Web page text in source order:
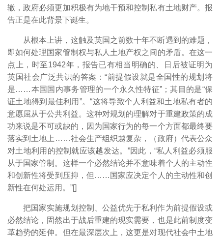
辙，政府必须更加积极有为地干预和控制私有土地财产。报
告正是在此背景下诞生。
从根本上讲，这触及英国之前数十年不断遇到的难题，
即如何处理国家管制权与私人土地产权之间的矛盾。在这一
点上，时至1942年，报告已有相当明确的、日后被证明为
英国社会广泛共识的答案：“前提假设就是全国性的规划将
是……本国国内事务管理的一个永久性特征”；其目的是“保
证土地得到最佳利用”。“这将导致个人利益和土地私有者的
意愿屈从于公共利益。这种对规划的理解对于重建政策的成
功来说是不可或缺的，因为国家行为的每一个方面都最终要
落实到土地上……社会生产组织越复杂，（政府）代表公众
对土地利用的控制就应该越发达。”因此，“私人利益必须服
从于国家管制。这样一个必然结论并不意味着个人的主动性
和创新性将受到压抑，但……国家应决定个人的主动性和创
新性在何处运用。”[]
把国家实施规划控制、公益优先于私利作为前提假设或
必然结论，固然出于战后重建的现实需要，也是此前制度变
革趋势的延伸。但在最深层次上，这更是对现代社会中土地